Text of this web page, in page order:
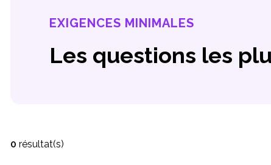
EXIGENCES MINIMALES
Les questions les
0 résultat(s)